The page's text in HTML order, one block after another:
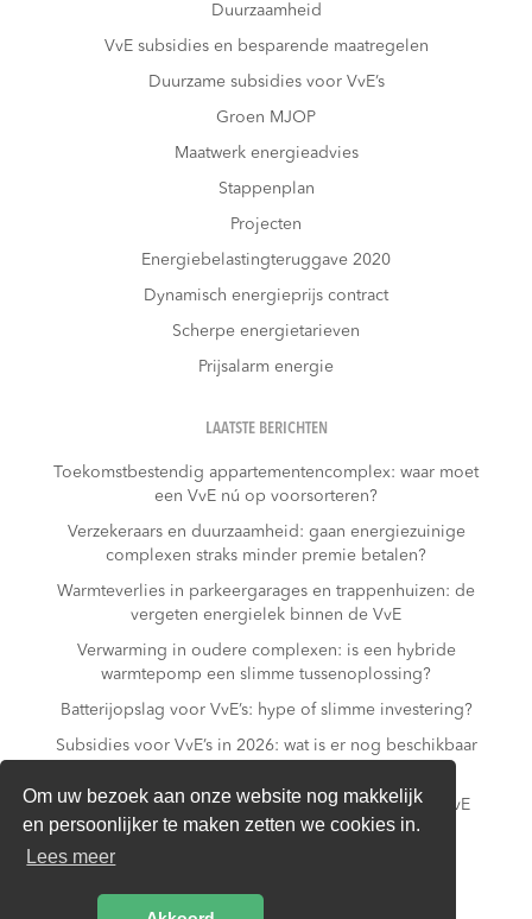
Om uw bezoek aan onze website nog makkelijk
en persoonlijker te maken zetten we cookies in.
Lees meer
Duurzaamheid
VvE subsidies en besparende maatregelen
Duurzame subsidies voor VvE’s
Groen MJOP
Maatwerk energieadvies
Stappenplan
Projecten
Energiebelastingteruggave 2020
Dynamisch energieprijs contract
Scherpe energietarieven
Prijsalarm energie
LAATSTE BERICHTEN
Toekomstbestendig appartementencomplex: waar moet
een VvE nú op voorsorteren?
Verzekeraars en duurzaamheid: gaan energiezuinige
complexen straks minder premie betalen?
Warmteverlies in parkeergarages en trappenhuizen: de
vergeten energielek binnen de VvE
Verwarming in oudere complexen: is een hybride
warmtepomp een slimme tussenoplossing?
Batterijopslag voor VvE’s: hype of slimme investering?
Subsidies voor VvE’s in 2026: wat is er nog beschikbaar
Slim laden in parkeergarages: hoe voorkomt een VvE
overbelasting van de installatie?
Van gas naar all-electric: is dat realistisch voor een